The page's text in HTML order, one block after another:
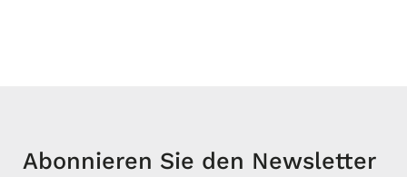
Abonnieren Sie den Newsletter